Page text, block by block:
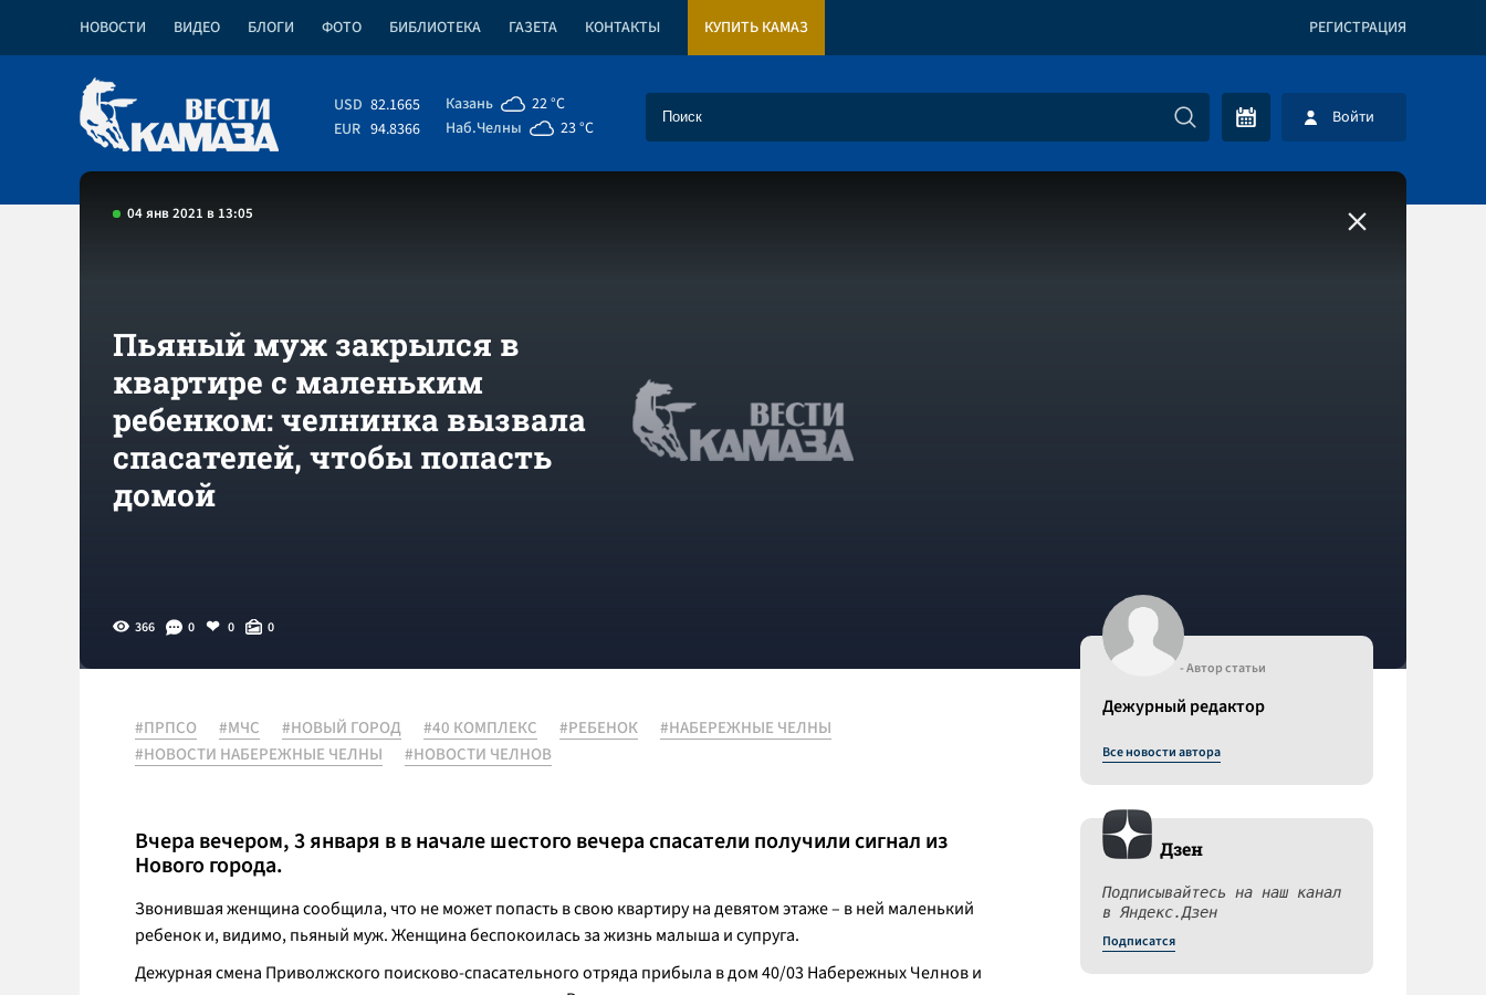
НОВОСТИ ВИДЕО БЛОГИ ФОТО БИБЛИОТЕКА ГАЗЕТА КОНТАКТЫ КУПИТЬ КАМАЗ РЕГИСТРАЦИЯ
USD 82.1665
EUR 94.8366
Казань
22 °C
Наб.Челны
23 °C Войти
04 янв 2021 в 13:05
Пьяный муж закрылся в
квартире с маленьким
ребенком: челнинка вызвала
спасателей, чтобы попасть
домой
366 0 0 0
#ПРПСО #МЧС #НОВЫЙ ГОРОД #40 КОМПЛЕКС #РЕБЕНОК
#НАБЕРЕЖНЫЕ ЧЕЛНЫ
#НОВОСТИ НАБЕРЕЖНЫЕ ЧЕЛНЫ
#НОВОСТИ ЧЕЛНОВ
Вчера вечером, 3 января в в начале шестого вечера спасатели получили сигнал из
Нового города.
Звонившая женщина сообщила, что не может попасть в свою квартиру на девятом этаже – в ней маленький
ребенок и, видимо, пьяный муж. Женщина беспокоилась за жизнь малыша и супруга.
Дежурная смена Приволжского поисково-спасательного отряда прибыла в дом 40/03 Набережных Челнов и
- Автор статьи
Дежурный редактор
Все новости автора
Дзен
Подписывайтесь на наш канал
в Яндекс.Дзен
Подписатся